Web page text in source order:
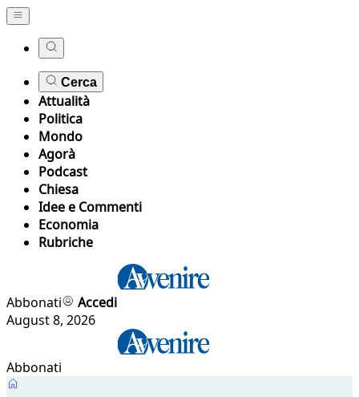
Cerca
Attualità
Politica
Mondo
Agorà
Podcast
Chiesa
Idee e Commenti
Economia
Rubriche
Abbonati
Accedi
August 8, 2026
Abbonati